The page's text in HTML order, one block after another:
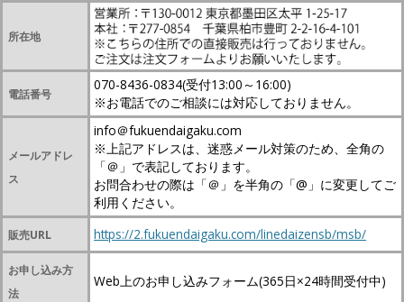
所在地
電話番号
070-8436-0834(受付13:00～16:00)
※お電話でのご相談には対応しておりません。
メールアドレ
ス
info＠fukuendaigaku.com
※上記アドレスは、迷惑メール対策のため、全角の
「＠」で表記しております。
お問合わせの際は「＠」を半角の「@」に変更してご
利用ください。
販売URL https://2.fukuendaigaku.com/linedaizensb/msb/
お申し込み方
法
Web上のお申し込みフォーム(365日×24時間受付中)